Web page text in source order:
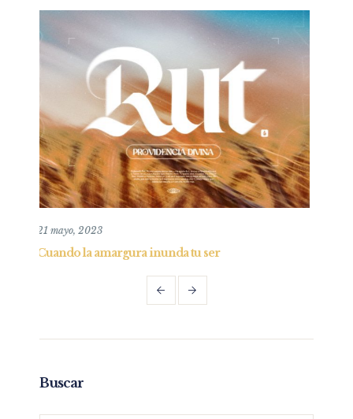
inunda tu ser ¿Cúal es la misión de la
Buscar